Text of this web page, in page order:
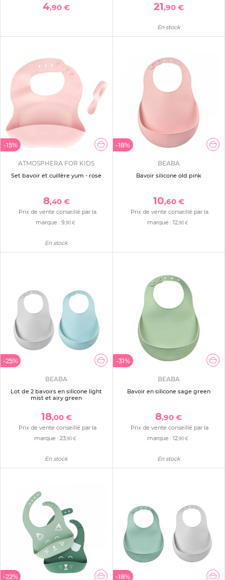
4,90 € 21,90 €
En stock
-15%
ATMOSPHERA FOR KIDS
Set bavoir et cuillère yum - rose
8,40 €
Prix de vente conseillé par la
marque : 9,90 €
En stock
-18%
BEABA
Bavoir silicone old pink
10,60 €
Prix de vente conseillé par la
marque : 12,90 €
-25%
BEABA
Lot de 2 bavoirs en silicone light
mist et airy green
18,00 €
Prix de vente conseillé par la
marque :23,90 €
En stock
-31%
BEABA
Bavoir en silicone sage green
8,90 €
Prix de vente conseillé par la
marque : 12,90 €
En stock
-22% -18%